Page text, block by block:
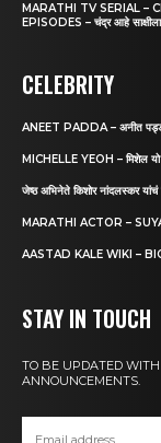
MARATHI TV SERIAL –
EPISODES – चंद्र आहे
CELEBRITY
ANEET PADDA – अनीत पड्डा:
MICHELLE YEOH – मिशेल यो
जेष्ठ अभिनेते किशोर नांदलस्कर
MARATHI ACTOR –
AASTAD KALE WIKI –
STAY IN TOUCH
TO BE UPDATED
ANNOUNCEMENTS.